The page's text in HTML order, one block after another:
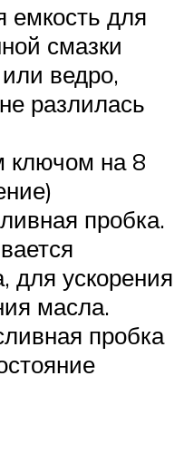
емкость для
смазки
ведро,
разлилась
ключом на 8
пробка.
для ускорения
масла.
пробка